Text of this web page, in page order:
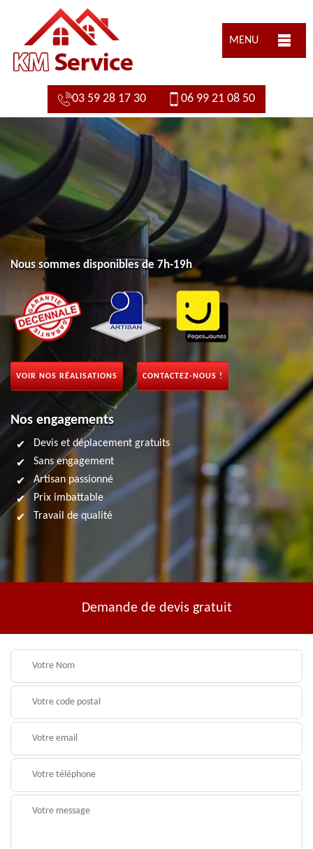
MENU
03 59 28 17 30 06 99 21 08 50
Nous sommes disponibles de 7h-19h
VOIR NOS RÉALISATIONS CONTACTEZ-NOUS !
Nos engagements
Devis et déplacement gratuits
Sans engagement
Artisan passionné
Prix imbattable
Travail de qualité
Demande de devis gratuit